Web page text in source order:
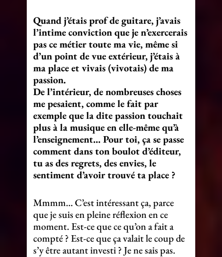
Quand j’étais prof de guitare, j’avais
l’intime conviction que je n’exercerais
pas ce métier toute ma vie, même si
d’un point de vue extérieur, j’étais à
ma place et vivais (vivotais) de ma
passion.
De l’intérieur, de nombreuses choses
me pesaient, comme le fait par
exemple que la dite passion touchait
plus à la musique en elle-même qu’à
l’enseignement… Pour toi, ça se passe
comment dans ton boulot d’éditeur,
tu as des regrets, des envies, le
sentiment d’avoir trouvé ta place ?
Mmmm… C’est intéressant ça, parce
que je suis en pleine réflexion en ce
moment. Est-ce que ce qu’on a fait a
compté ? Est-ce que ça valait le coup de
s’y être autant investi ? Je ne sais pas.